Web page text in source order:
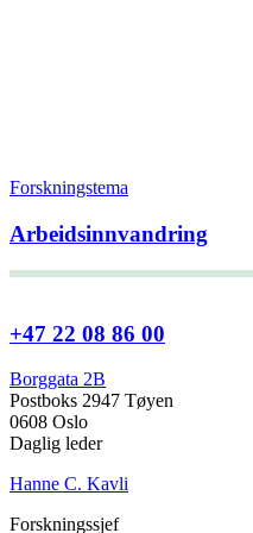
Forskningstema
Arbeidsinnvandring
+47 22 08 86 00
Borggata 2B
Postboks 2947 Tøyen
0608 Oslo
Daglig leder
Hanne C. Kavli
Forskningssjef